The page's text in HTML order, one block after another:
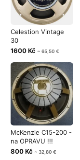
Celestion Vintage
30
1600 Kč ~ 65,50 €
McKenzie C15-200 -
na OPRAVU !!!
800 Kč ~ 32,80 €